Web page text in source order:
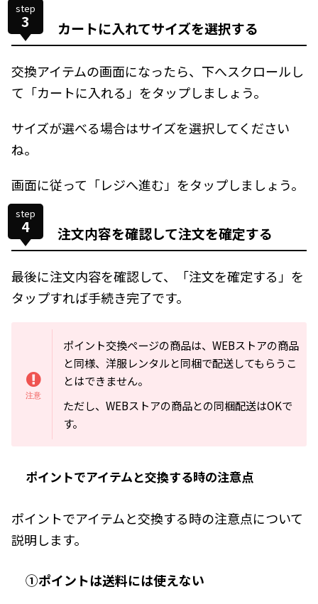
step
3 カートに入れてサイズを選択する
交換アイテムの画面になったら、下へスクロールし
て「カートに入れる」をタップしましょう。
サイズが選べる場合はサイズを選択してください
ね。
画面に従って「レジへ進む」をタップしましょう。
step
4 注文内容を確認して注文を確定する
最後に注文内容を確認して、「注文を確定する」を
タップすれば手続き完了です。
ポイント交換ページの商品は、WEBストアの商品
と同様、洋服レンタルと同梱で配送してもらうこ
とはできません。
ただし、WEBストアの商品との同梱配送はOKで
す。
ポイントでアイテムと交換する時の注意点
ポイントでアイテムと交換する時の注意点について
説明します。
①ポイントは送料には使えない